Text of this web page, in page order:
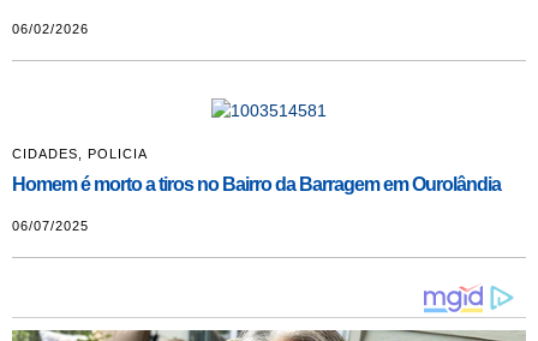
06/02/2026
CIDADES POLICIA
Homem é morto a tiros no Bairro da Barragem em Ourolândia
06/07/2025